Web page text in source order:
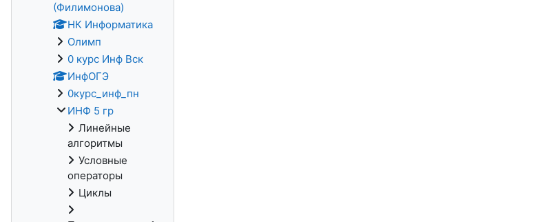
(Филимонова)
НК Информатика
Олимп
0 курс Инф Вск
ИнфОГЭ
0курс_инф_пн
ИНФ 5 гр
Линейные
алгоритмы
Условные
операторы
Циклы